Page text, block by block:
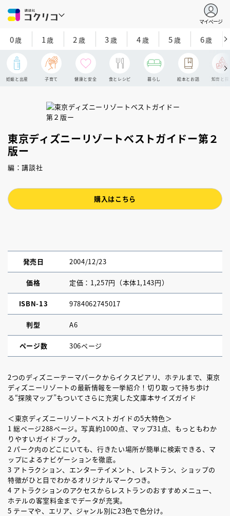
マイページ
0歳 1歳 2 歳 3歳 4歳 5歳 6歳
妊娠と出産 子育て 健康と安全 食とレシピ 暮らし 絵本とお話 知育と探
東京ディズニーリゾートベストガイドー第２
版ー
編：講談社
購入はこちら
発売日 2004/12/23
価格 定価：1,257円（本体1,143円）
ISBN-13 9784062745017
判型 A6
ページ数 306ページ
2つのディズニーテーマパークからイクスピアリ、ホテルまで、東京
ディズニーリゾートの最新情報を一挙紹介！切り取って持ち歩け
る“探険マップ”もついてさらに充実した文庫本サイズガイド
＜東京ディズニーリゾートベストガイドの5大特色＞
1 総ページ288ページ。写真約1000点、マップ31点、もっともわか
りやすいガイドブック。
2 パーク内のどこにいても、行きたい場所が簡単に検索できる、マ
ップによるナビゲーションを徹底。
3 アトラクション、エンターテイメント、レストラン、ショップの
特徴がひと目でわかるオリジナルマークつき。
4 アトラクションのアクセスからレストランのおすすめメニュー、
ホテルの客室料金までデータが充実。
5 テーマや、エリア、ジャンル別に23色で色分け。